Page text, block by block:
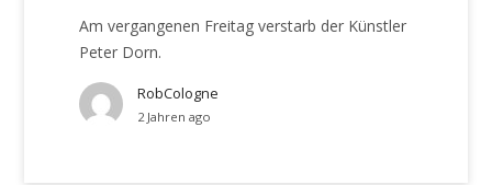
Am vergangenen Freitag verstarb der Künstler
Peter Dorn.
RobCologne
2 Jahren ago